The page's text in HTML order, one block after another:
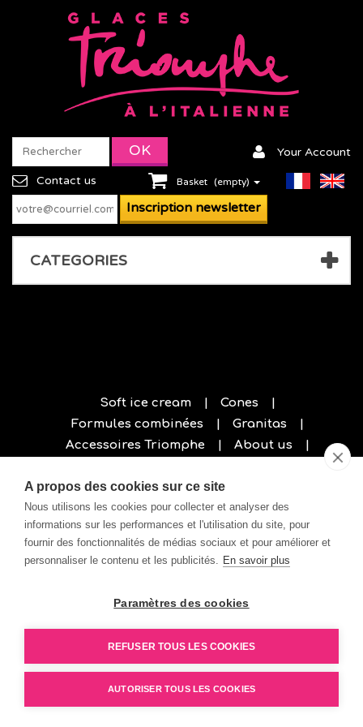
Your Account
Contact us Basket (empty)
CATEGORIES
Soft ice cream
Cones
Formules combinées
Granitas
Accessoires Triomphe
About us
A propos des cookies sur ce site
Nous utilisons les cookies pour collecter et analyser des
informations sur les performances et l'utilisation du site, pour
fournir des fonctionnalités de médias sociaux et pour améliorer et
personnaliser le contenu et les publicités. En savoir plus
Paramètres des cookies
REFUSER TOUS LES COOKIES
AUTORISER TOUS LES COOKIES